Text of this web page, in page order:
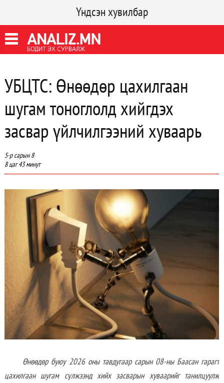
Үндсэн хувилбар
УБЦТС: Өнөөдөр цахилгаан
шугам тоноглолд хийгдэх
засвар үйлчилгээний хуваарь
5-р сарын 8
8 цаг 43 минут
Өнөөдөр буюу 2026 оны тавдугаар сарын 08-ны Баасан гарагт
цахилгаан шугам сүлжээнд хийх засварын хуваарийг танилцуулж